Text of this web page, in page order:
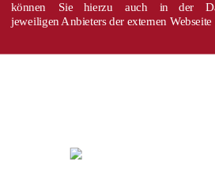
können Sie hierzu auch in der
jeweiligen Anbieters der externen Webseite